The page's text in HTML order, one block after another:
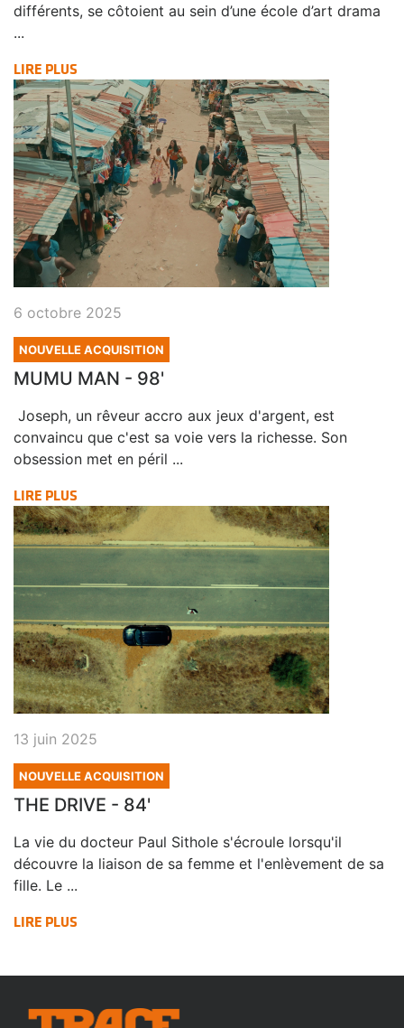
différents, se côtoient au sein d’une école d’art drama
...
LIRE PLUS
6 octobre 2025
NOUVELLE ACQUISITION
MUMU MAN - 98'
Joseph, un rêveur accro aux jeux d'argent, est
convaincu que c'est sa voie vers la richesse. Son
obsession met en péril ...
LIRE PLUS
13 juin 2025
NOUVELLE ACQUISITION
THE DRIVE - 84'
La vie du docteur Paul Sithole s'écroule lorsqu'il
découvre la liaison de sa femme et l'enlèvement de sa
fille. Le ...
LIRE PLUS